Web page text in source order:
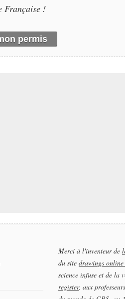
Française !
permis
Merci à l'inventeur de
du site drawings
science infuse et de la
register, aux